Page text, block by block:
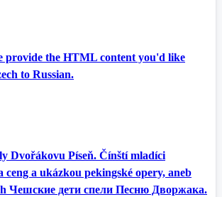
provide the HTML content you'd like
to Russian.
Dvořákovu Píseň. Čínští mladíci
ceng a ukázkou pekingské opery, aneb
Чешские дети спели Песню Дворжака.